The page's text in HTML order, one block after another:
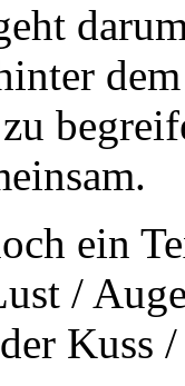
ein
/
Kuss